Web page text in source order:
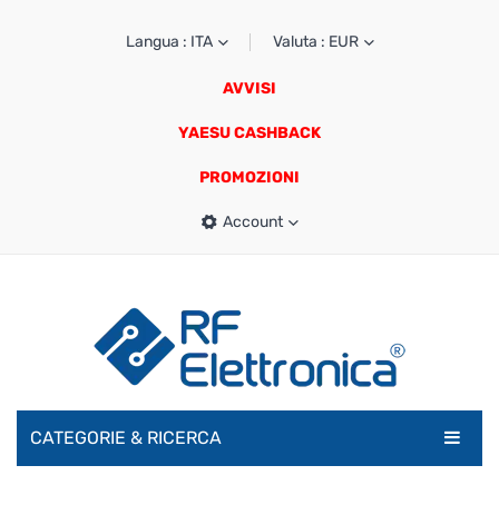
Langua : ITA Valuta : EUR
AVVISI
YAESU CASHBACK
PROMOZIONI
Account
CATEGORIE & RICERCA